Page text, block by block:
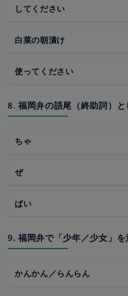
してください
白菜の朝漬け
使ってください
8. 福岡弁の語尾（終助詞）と
ちゃ
ぜ
ばい
9. 福岡弁で「少年／少女」を
かんかん／らんらん